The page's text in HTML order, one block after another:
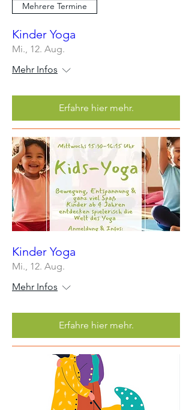
Mehrere Termine
Kinder Yoga
Mi., 12. Aug.
Mehr Infos
Erfahre hier mehr.
Kinder Yoga
Mi., 12. Aug.
Mehr Infos
Erfahre hier mehr.